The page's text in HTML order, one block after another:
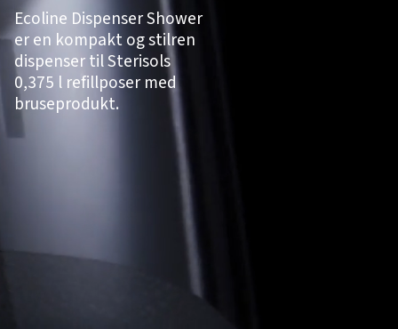
Ecoline Dispenser Shower
er en kompakt og stilren
dispenser til Sterisols
0,375 l refillposer med
bruseprodukt.